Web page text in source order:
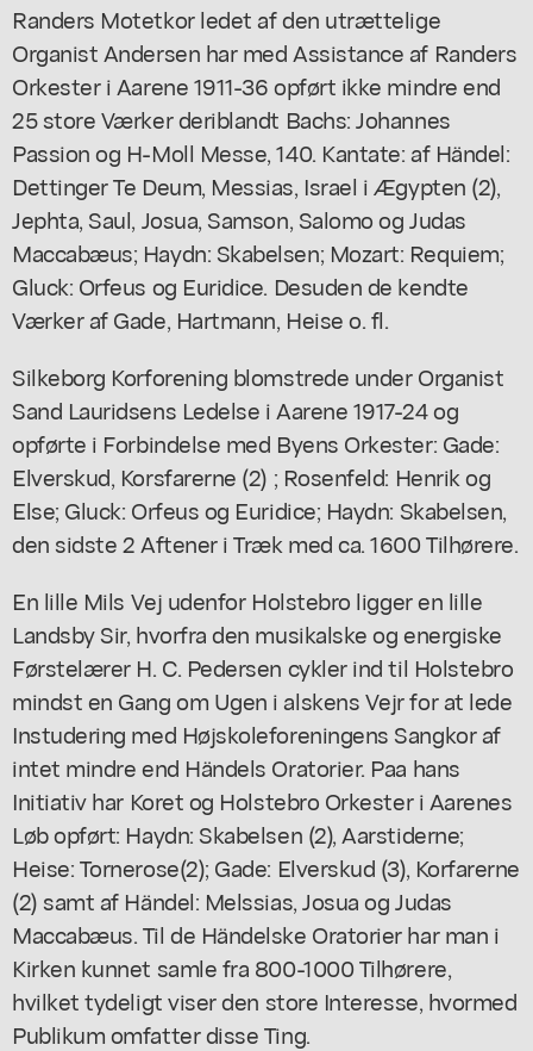
Randers Motetkor ledet af den utrættelige
Organist Andersen har med Assistance af Randers
Orkester i Aarene 1911-36 opført ikke mindre end
25 store Værker deriblandt Bachs: Johannes
Passion og H-Moll Messe, 140. Kantate: af Händel:
Dettinger Te Deum, Messias, Israel i Ægypten (2),
Jephta, Saul, Josua, Samson, Salomo og Judas
Maccabæus; Haydn: Skabelsen; Mozart: Requiem;
Gluck: Orfeus og Euridice. Desuden de kendte
Værker af Gade, Hartmann, Heise o. fl.
Silkeborg Korforening blomstrede under Organist
Sand Lauridsens Ledelse i Aarene 1917-24 og
opførte i Forbindelse med Byens Orkester: Gade:
Elverskud, Korsfarerne (2) ; Rosenfeld: Henrik og
Else; Gluck: Orfeus og Euridice; Haydn: Skabelsen,
den sidste 2 Aftener i Træk med ca. 1600 Tilhørere.
En lille Mils Vej udenfor Holstebro ligger en lille
Landsby Sir, hvorfra den musikalske og energiske
Førstelærer H. C. Pedersen cykler ind til Holstebro
mindst en Gang om Ugen i alskens Vejr for at lede
Instudering med Højskoleforeningens Sangkor af
intet mindre end Händels Oratorier. Paa hans
Initiativ har Koret og Holstebro Orkester i Aarenes
Løb opført: Haydn: Skabelsen (2), Aarstiderne;
Heise: Tornerose(2); Gade: Elverskud (3), Korfarerne
(2) samt af Händel: Melssias, Josua og Judas
Maccabæus. Til de Händelske Oratorier har man i
Kirken kunnet samle fra 800-1000 Tilhørere,
hvilket tydeligt viser den store Interesse, hvormed
Publikum omfatter disse Ting.